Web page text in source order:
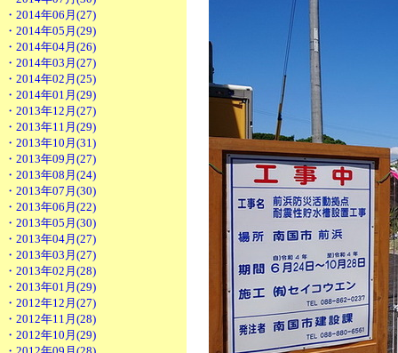
・2014年06月(27)
・2014年05月(29)
・2014年04月(26)
・2014年03月(27)
・2014年02月(25)
・2014年01月(29)
・2013年12月(27)
・2013年11月(29)
・2013年10月(31)
・2013年09月(27)
・2013年08月(24)
・2013年07月(30)
・2013年06月(22)
・2013年05月(30)
・2013年04月(27)
・2013年03月(27)
・2013年02月(28)
・2013年01月(29)
・2012年12月(27)
・2012年11月(28)
・2012年10月(29)